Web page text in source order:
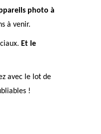
photo à
à venir.
Et le
avec le lot de
!